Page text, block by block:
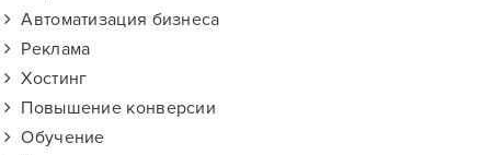
Автоматизация бизнеса
Реклама
Хостинг
Повышение конверсии
Обучение